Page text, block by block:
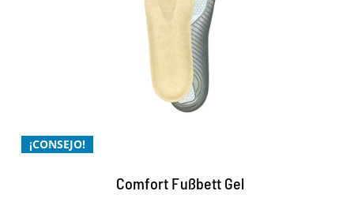
¡CONSEJO!
comodidad de uso perfecta
proporciona una amortiguación óptima gracias a
las almohadillas especiales del talón y el balón
la plantilla confort moldeada optimiza la sujeción
Alivia y relaja los pies
Comfort Fußbett Gel